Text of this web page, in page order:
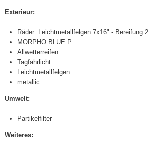
Exterieur:
Räder: Leichtmetallfelgen 7x16" - Bereifung
MORPHO BLUE P
Allwetterreifen
Tagfahrlicht
Leichtmetallfelgen
metallic
Umwelt:
Partikelfilter
Weiteres: